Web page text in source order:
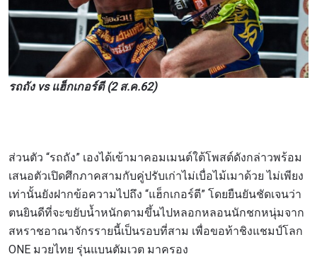
รถถัง vs แฮ็กเกอร์ตี (2 ส.ค.62)
ส่วนตัว “รถถัง” เองได้เข้ามาคอมเมนต์ใต้โพสต์ดังกล่าวพร้อม
เสนอตัวเปิดศึกภาคสามกับคู่ปรับเก่าไม่เบื่อไม้เมาด้วย ไม่เพียง
เท่านั้นยังฝากข้อความไปถึง “แฮ็กเกอร์ตี” โดยยืนยันชัดเจนว่า
ตนยินดีที่จะขยับน้ำหนักตามขึ้นไปหลอกหลอนนักชกหนุ่มจาก
สหราชอาณาจักรรายนี้เป็นรอบที่สาม เพื่อขอท้าชิงแชมป์โลก
ONE มวยไทย รุ่นแบนตัมเวต มาครอง